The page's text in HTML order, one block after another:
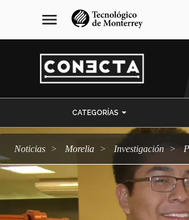
navegación
principal
menu
CATEGORÍAS
Noticias Morelia Investigación